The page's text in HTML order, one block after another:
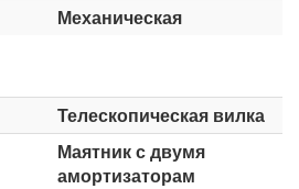
Механическая
Телескопическая вилка
Маятник с двумя
амортизаторам